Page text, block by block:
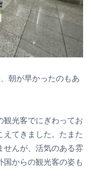
朝が早かったのもあ
観光客でにぎわってお
えてきました。たまた
せんが、活気のある雰
国からの観光客の姿も